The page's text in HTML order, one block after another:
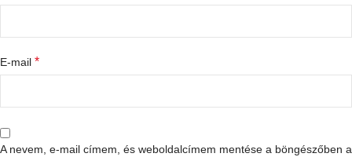
E-mail *
A nevem, e-mail címem, és weboldalcímem mentése a böngészőben a